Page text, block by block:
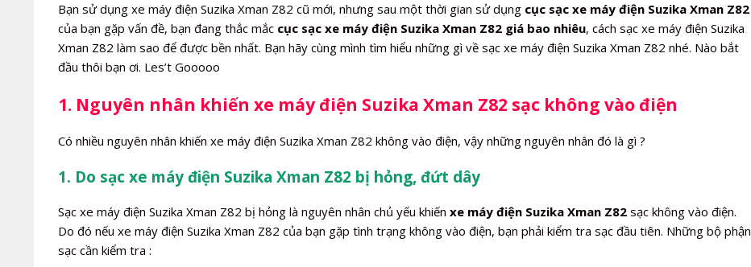
Bạn sử dụng xe máy điện Suzika Xman Z82 cũ mới, nhưng sau một thời gian sử dụng cục sạc xe máy điện Suzika Xman Z82
của bạn gặp vấn đề, bạn đang thắc mắc cục sạc xe máy điện Suzika Xman Z82 giá bao nhiêu, cách sạc xe máy điện Suzika
Xman Z82 làm sao để được bền nhất. Bạn hãy cùng mình tìm hiểu những gì về sạc xe máy điện Suzika Xman Z82 nhé. Nào bắt
đầu thôi bạn ơi. Les’t Gooooo
1. Nguyên nhân khiến xe máy điện Suzika Xman Z82 sạc không vào điện
Có nhiều nguyên nhân khiến xe máy điện Suzika Xman Z82 không vào điện, vậy những nguyên nhân đó là gì ?
1. Do sạc xe máy điện Suzika Xman Z82 bị hỏng, đứt dây
Sạc xe máy điện Suzika Xman Z82 bị hỏng là nguyên nhân chủ yếu khiến xe máy điện Suzika Xman Z82 sạc không vào điện.
Do đó nếu xe máy điện Suzika Xman Z82 của bạn gặp tình trạng không vào điện, bạn phải kiểm tra sạc đầu tiên. Những bộ phận
sạc cần kiểm tra :